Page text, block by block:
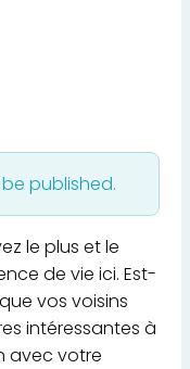
published.
le plus et le
de vie ici. Est-
vos voisins
intéressantes à
avec votre